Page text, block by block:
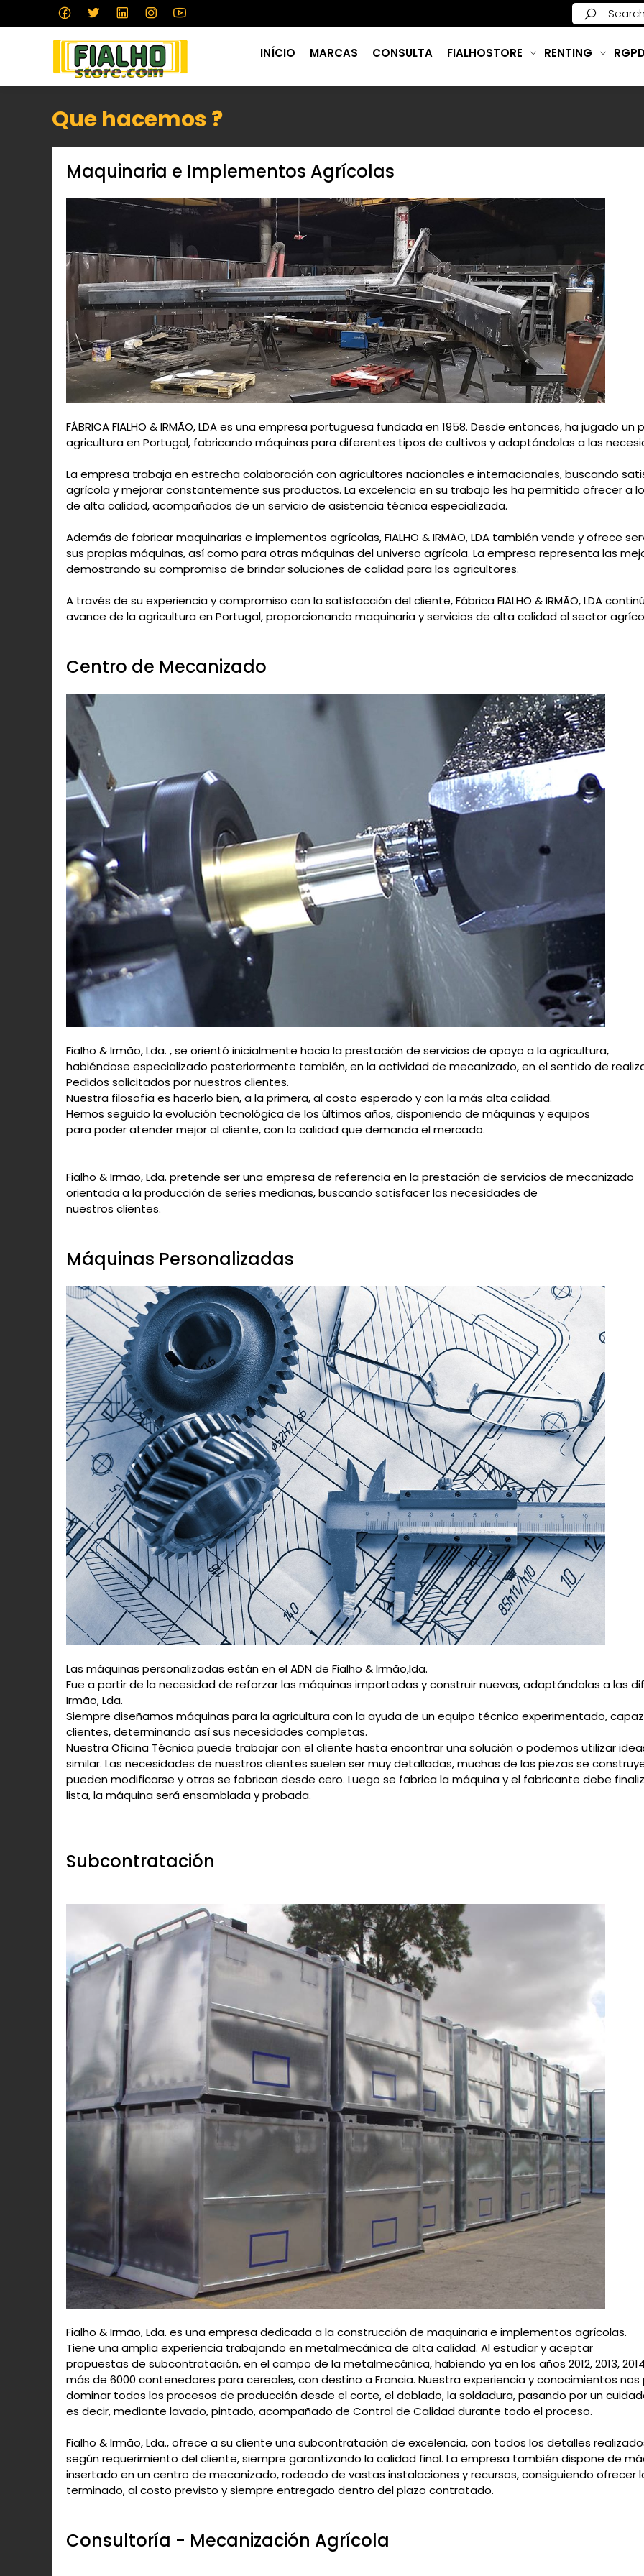
INÍCIO MARCAS CONSULTA FIALHOSTORE RENTING
Que hacemos ?
Maquinaria e Implementos Agrícolas
FÁBRICA FIALHO & IRMÃO, LDA es una empresa portuguesa fundada en 1958. Desde entonces, ha jugado
agricultura en Portugal, fabricando máquinas para diferentes tipos de cultivos y adaptándolas a las
La empresa trabaja en estrecha colaboración con agricultores nacionales e internacionales, buscando
agrícola y mejorar constantemente sus productos. La excelencia en su trabajo les ha permitido ofrecer a
de alta calidad, acompañados de un servicio de asistencia técnica especializada.
Además de fabricar maquinarias e implementos agrícolas, FIALHO & IRMÃO, LDA también vende y ofrece
sus propias máquinas, así como para otras máquinas del universo agrícola. La empresa representa las
demostrando su compromiso de brindar soluciones de calidad para los agricultores.
A través de su experiencia y compromiso con la satisfacción del cliente, Fábrica FIALHO & IRMÃO, LDA
avance de la agricultura en Portugal, proporcionando maquinaria y servicios de alta calidad al sector
Centro de Mecanizado
Fialho & Irmão, Lda. , se orientó inicialmente hacia la prestación de servicios de apoyo a la agricultura,
habiéndose especializado posteriormente también, en la actividad de mecanizado, en el sentido de
Pedidos solicitados por nuestros clientes.
Nuestra filosofía es hacerlo bien, a la primera, al costo esperado y con la más alta calidad.
Hemos seguido la evolución tecnológica de los últimos años, disponiendo de máquinas y equipos
para poder atender mejor al cliente, con la calidad que demanda el mercado.
Fialho & Irmão, Lda. pretende ser una empresa de referencia en la prestación de servicios de mecanizado
orientada a la producción de series medianas, buscando satisfacer las necesidades de
nuestros clientes.
Máquinas Personalizadas
Las máquinas personalizadas están en el ADN de Fialho & Irmão,lda.
Fue a partir de la necesidad de reforzar las máquinas importadas y construir nuevas, adaptándolas a las
Irmão, Lda.
Siempre diseñamos máquinas para la agricultura con la ayuda de un equipo técnico experimentado,
clientes, determinando así sus necesidades completas.
Nuestra Oficina Técnica puede trabajar con el cliente hasta encontrar una solución o podemos utilizar
similar. Las necesidades de nuestros clientes suelen ser muy detalladas, muchas de las piezas se
pueden modificarse y otras se fabrican desde cero. Luego se fabrica la máquina y el fabricante debe
lista, la máquina será ensamblada y probada.
Subcontratación
Fialho & Irmão, Lda. es una empresa dedicada a la construcción de maquinaria e implementos agrícolas.
Tiene una amplia experiencia trabajando en metalmecánica de alta calidad. Al estudiar y aceptar
propuestas de subcontratación, en el campo de la metalmecánica, habiendo ya en los años 2012, 2013,
más de 6000 contenedores para cereales, con destino a Francia. Nuestra experiencia y conocimientos
dominar todos los procesos de producción desde el corte, el doblado, la soldadura, pasando por un
es decir, mediante lavado, pintado, acompañado de Control de Calidad durante todo el proceso.
Fialho & Irmão, Lda., ofrece a su cliente una subcontratación de excelencia, con todos los detalles
según requerimiento del cliente, siempre garantizando la calidad final. La empresa también dispone de
insertado en un centro de mecanizado, rodeado de vastas instalaciones y recursos, consiguiendo ofrecer
terminado, al costo previsto y siempre entregado dentro del plazo contratado.
Consultoría - Mecanización Agrícola